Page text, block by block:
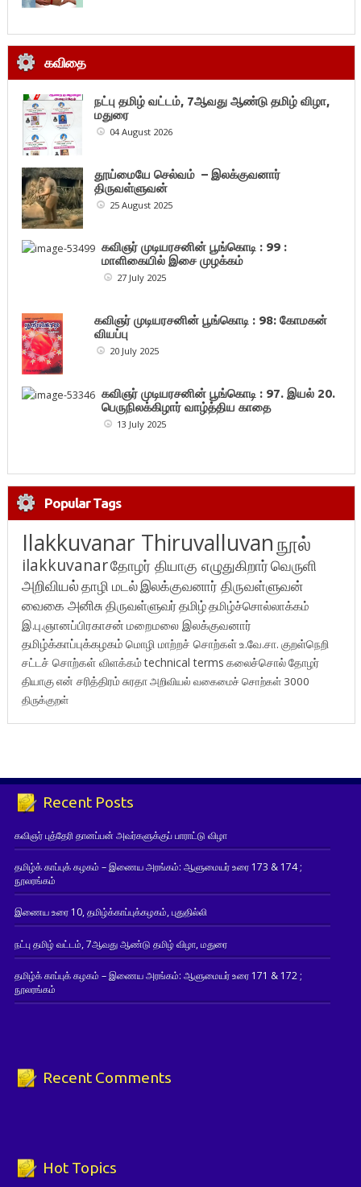
கவிதை
நட்பு தமிழ் வட்டம், 7ஆவது ஆண்டு தமிழ் விழா,
மதுரை
04 August 2026
தூய்மையே செல்வம் – இலக்குவனார்
திருவள்ளுவன்
25 August 2025
கவிஞர் முடியரசனின் பூங்கொடி : 99 :
மாளிகையில் இசை முழக்கம்
27 July 2025
கவிஞர் முடியரசனின் பூங்கொடி : 98: கோமகன்
வியப்பு
20 July 2025
கவிஞர் முடியரசனின் பூங்கொடி : 97. இயல் 20.
பெருநிலக்கிழார் வாழ்த்திய காதை
13 July 2025
Popular Tags
Ilakkuvanar Thiruvalluvanநூல்
ilakkuvanarதோழர் தியாகு எழுதுகிறார்வெருளி
அறிவியல்தாழி மடல்இலக்குவனார் திருவள்ளுவன்
வைகை அனிசுதிருவள்ளுவர்தமிழ்தமிழ்ச்சொல்லாக்கம்
இ.பு.ஞானப்பிரகாசன் மறைமலை இலக்குவனார்
தமிழ்க்காப்புக்கழகம் மொழி மாற்றச் சொற்கள்உ.வே.சா. குறள்நெறி
சட்டச் சொற்கள் விளக்கம்technical terms கலைச்சொல்தோழர்
தியாகுஎன் சரித்திரம்சுரதாஅறிவியல் வகைமைச் சொற்கள் 3000
திருக்குறள்
Recent Posts
கவிஞர் புத்தேரி தானப்பன் அவர்களுக்குப் பாராட்டு விழா
தமிழ்க் காப்புக் கழகம் – இணைய அரங்கம்: ஆளுமையர் உரை 173 & 174 ;
நூலரங்கம்
இணைய உரை 10, தமிழ்க்காப்புக்கழகம், புதுதில்லி
நட்பு தமிழ் வட்டம், 7ஆவது ஆண்டு தமிழ் விழா, மதுரை
தமிழ்க் காப்புக் கழகம் – இணைய அரங்கம்: ஆளுமையர் உரை 171 & 172 ;
நூலரங்கம்
Recent Comments
Hot Topics